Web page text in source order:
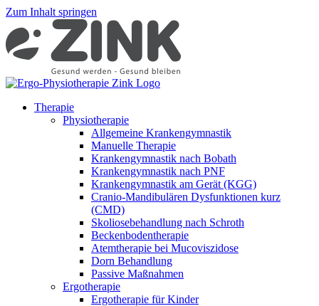
Zum Inhalt springen
The­ra­pie
Phy­sio­the­ra­pie
All­ge­mei­ne Kran­ken­gym­nas­tik
Ma­nu­el­le The­ra­pie
Kran­ken­gym­nas­tik nach Bo­bath
Kran­ken­gym­nas­tik nach PNF
Kran­ken­gym­nas­tik am Ge­rät (KGG)
Cra­­nio-Man­­di­­bu­lä­­ren Dys­funk­tio­nen kurz
(CMD)
Sko­lio­se­be­hand­lung nach Schroth
Be­cken­bo­den­the­ra­pie
Atem­the­ra­pie bei Mu­co­vis­zi­do­se
Dorn Be­hand­lung
Pas­si­ve Maß­nah­men
Er­go­the­ra­pie
Er­go­the­ra­pie für Kin­der